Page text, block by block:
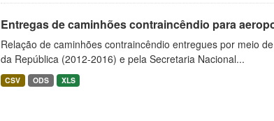
Entregas de caminhões contraincêndio para
Relação de caminhões contraincêndio entregues por meio
da República (2012-2016) e pela Secretaria Nacional...
CSV ODS XLS